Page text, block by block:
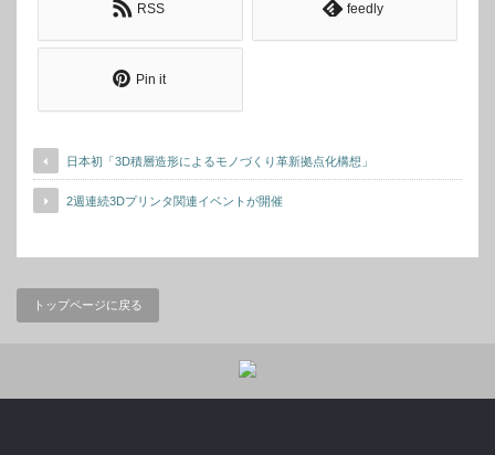
RSS feedly
Pin it
日本初「3D積層造形によるモノづくり革新拠点化構想」
2週連続3Dプリンタ関連イベントが開催
トップページに戻る